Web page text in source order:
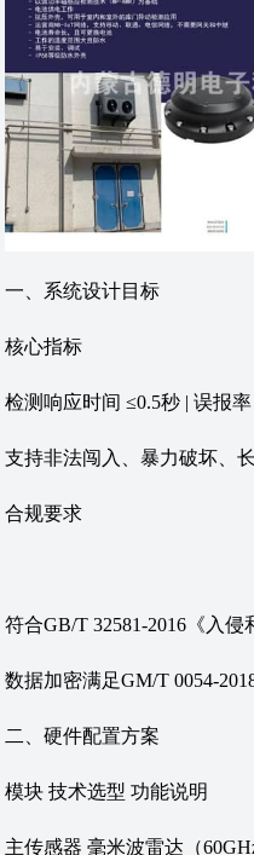
‌一、系统设计目标‌
‌核心指标‌
检测响应时间 ≤0.5秒 | 误报
支持非法闯入、暴力破坏、
‌合规要求‌
符合GB/T 32581-2016《入侵
数据加密满足GM/T 0054-
‌二、硬件配置方案‌
‌模块‌ ‌技术选型‌ ‌功能说明‌
主传感器‌ 毫米波雷达（